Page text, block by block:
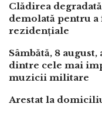
Clădirea
demolată pentru
rezidențiale
Sâmbătă, 8
dintre cele mai
muzicii militare
Arestat la